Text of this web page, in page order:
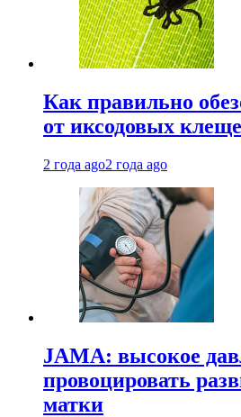
Как правильно
от иксодовых
2 года ago2 года ago
JAMA: высокое
провоцировать
матки